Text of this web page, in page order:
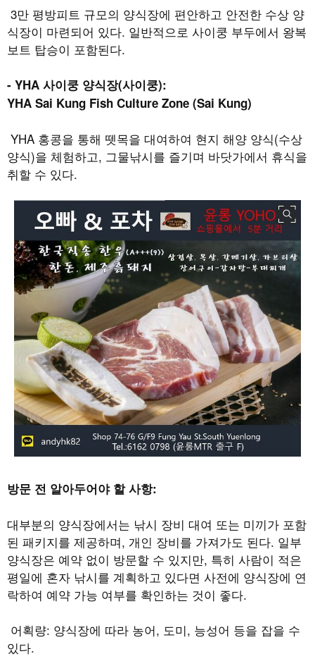
3만 평방피트 규모의 양식장에 편안하고 안전한 수상 양
식장이 마련되어 있다. 일반적으로 사이쿵 부두에서 왕복
보트 탑승이 포함된다.
- YHA 사이쿵 양식장(사이쿵):
YHA Sai Kung Fish Culture Zone (Sai Kung)
YHA 홍콩을 통해 뗏목을 대여하여 현지 해양 양식(수상
양식)을 체험하고, 그물낚시를 즐기며 바닷가에서 휴식을
취할 수 있다.
방문 전 알아두어야 할 사항:
대부분의 양식장에서는 낚시 장비 대여 또는 미끼가 포함
된 패키지를 제공하며, 개인 장비를 가져가도 된다. 일부
양식장은 예약 없이 방문할 수 있지만, 특히 사람이 적은
평일에 혼자 낚시를 계획하고 있다면 사전에 양식장에 연
락하여 예약 가능 여부를 확인하는 것이 좋다.
어획량: 양식장에 따라 농어, 도미, 능성어 등을 잡을 수
있다.